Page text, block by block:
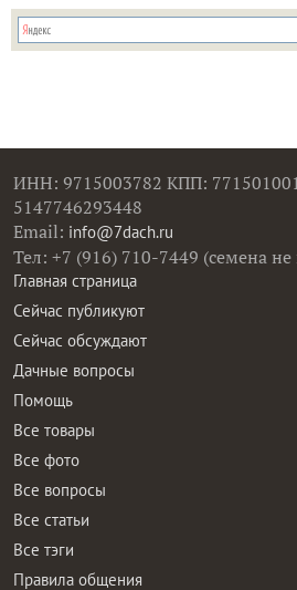
ИНН: 9715003782 КПП:
5147746293448
Email: info@7dach.ru
Тел: +7 (916) 710-7449 (семена
Главная страница
Сейчас публикуют
Сейчас обсуждают
Дачные вопросы
Помощь
Все товары
Все фото
Все вопросы
Все статьи
Все тэги
Правила общения